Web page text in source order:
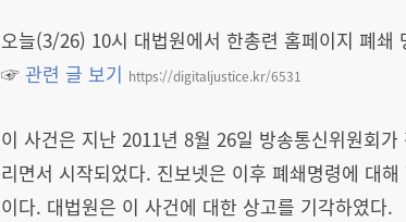
오늘(3/26) 10시 대법원에서 한총련 홈페이지 폐쇄
☞ 관련 글 보기 https://digitaljustice.kr/6531
이 사건은 지난 2011년 8월 26일 방송통신위원회
리면서 시작되었다. 진보넷은 이후 폐쇄명령에 대
이다. 대법원은 이 사건에 대한 상고를 기각하였다.